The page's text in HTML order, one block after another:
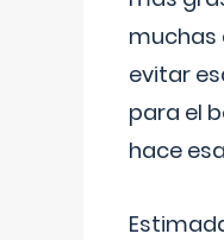
muchas
evitar
para el
hace